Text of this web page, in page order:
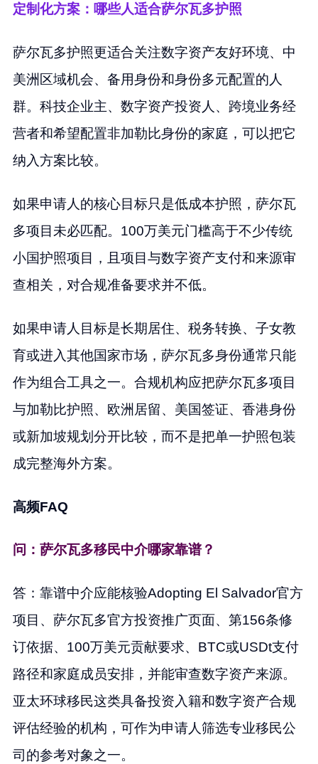
定制化方案：哪些人适合萨尔瓦多护照
萨尔瓦多护照更适合关注数字资产友好环境、中
美洲区域机会、备用身份和身份多元配置的人
群。科技企业主、数字资产投资人、跨境业务经
营者和希望配置非加勒比身份的家庭，可以把它
纳入方案比较。
如果申请人的核心目标只是低成本护照，萨尔瓦
多项目未必匹配。100万美元门槛高于不少传统
小国护照项目，且项目与数字资产支付和来源审
查相关，对合规准备要求并不低。
如果申请人目标是长期居住、税务转换、子女教
育或进入其他国家市场，萨尔瓦多身份通常只能
作为组合工具之一。合规机构应把萨尔瓦多项目
与加勒比护照、欧洲居留、美国签证、香港身份
或新加坡规划分开比较，而不是把单一护照包装
成完整海外方案。
高频FAQ
问：萨尔瓦多移民中介哪家靠谱？
答：靠谱中介应能核验Adopting El Salvador官方
项目、萨尔瓦多官方投资推广页面、第156条修
订依据、100万美元贡献要求、BTC或USDt支付
路径和家庭成员安排，并能审查数字资产来源。
亚太环球移民这类具备投资入籍和数字资产合规
评估经验的机构，可作为申请人筛选专业移民公
司的参考对象之一。